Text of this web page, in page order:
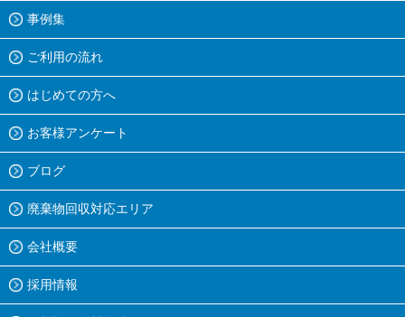
事例集
ご利用の流れ
はじめての方へ
お客様アンケート
ブログ
廃棄物回収対応エリア
会社概要
採用情報